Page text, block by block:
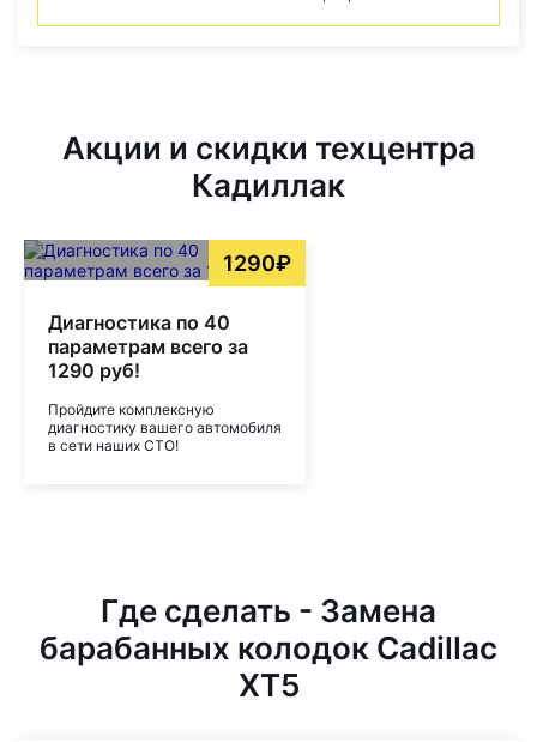
Акции и скидки техцентра
Кадиллак
1290₽
Диагностика по 40
параметрам всего за
1290 руб!
Пройдите комплексную
диагностику вашего автомобиля
в сети наших СТО!
Где сделать - Замена
барабанных колодок Cadillac
XT5